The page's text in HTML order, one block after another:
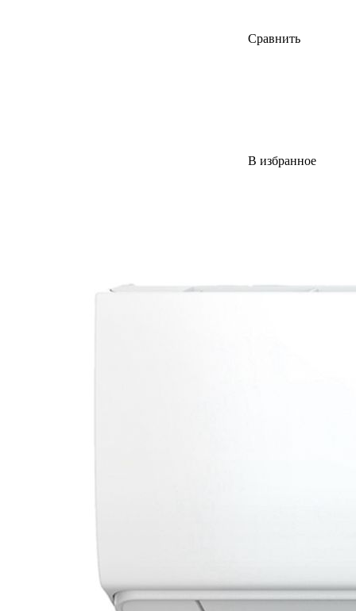
Сравнить
В избранное